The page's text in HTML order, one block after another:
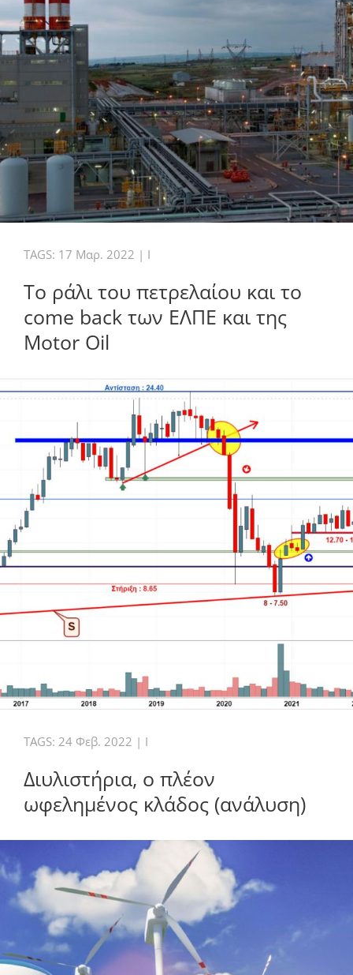
TAGS: 17 Μαρ. 2022 | I
Το ράλι του πετρελαίου και το
come back των ΕΛΠΕ και της
Motor Oil
TAGS: 24 Φεβ. 2022 | I
Διυλιστήρια, ο πλέον
ωφελημένος κλάδος (ανάλυση)